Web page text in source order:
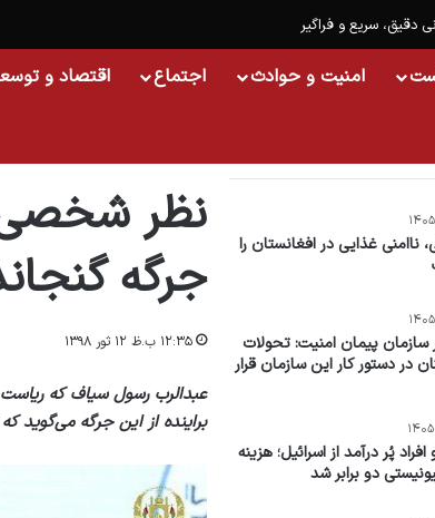
دقیق، سریع و فراگیر
امنیت و حوادث اجتماع اقتصاد و
نظر شخصی
جرگه
۱۲:۳۵ ب.ظ ۱۲ ثور ۱۳۹۸
عبدالرب رسول سیاف که
براینده از این جرگه
ناامنی غذایی در افغانستان را
سازمان پیمان امنیت: تحولات
در دستور کار این سازمان قرار
پُر درآمد از اسرائیل؛ هزینه
دو برابر شد